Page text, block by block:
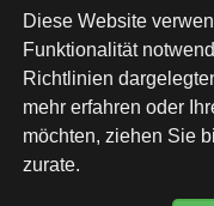
Diese Website
Funktionalität
Richtlinien
mehr erfahren oder
möchten, ziehen Sie
zurate.